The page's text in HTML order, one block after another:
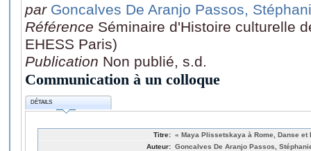
par Goncalves De Aranjo Passos,
Référence Séminaire d'Histoire culturelle
EHESS Paris)
Publication Non publié, s.d.
Communication à un colloque
DÉTAILS
Titre: « Maya Plissetskaya à Rome, Danse et
Auteur: Goncalves De Aranjo Passos,